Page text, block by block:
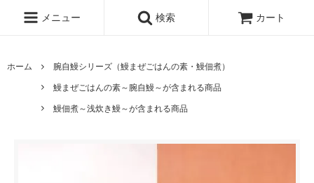
メニュー 検索 カート
ホーム
腕自鰻シリーズ（鰻まぜごはんの素・鰻佃煮）
鰻まぜごはんの素～腕自鰻～が含まれる商品
鰻佃煮～浅炊き鰻～が含まれる商品